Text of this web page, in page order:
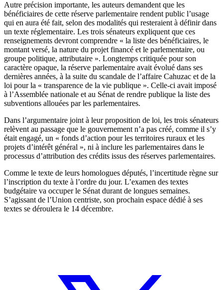
Autre précision importante, les auteurs demandent que les
bénéficiaires de cette réserve parlementaire rendent public l’usage
qui en aura été fait, selon des modalités qui resteraient à définir dans
un texte réglementaire. Les trois sénateurs expliquent que ces
renseignements devront comprendre « la liste des bénéficiaires, le
montant versé, la nature du projet financé et le parlementaire, ou
groupe politique, attributaire ». Longtemps critiquée pour son
caractère opaque, la réserve parlementaire avait évolué dans ses
dernières années, à la suite du scandale de l’affaire Cahuzac et de la
loi pour la « transparence de la vie publique ». Celle-ci avait imposé
à l’Assemblée nationale et au Sénat de rendre publique la liste des
subventions allouées par les parlementaires.
Dans l’argumentaire joint à leur proposition de loi, les trois sénateurs
relèvent au passage que le gouvernement n’a pas créé, comme il s’y
était engagé, un « fonds d’action pour les territoires ruraux et les
projets d’intérêt général », ni à inclure les parlementaires dans le
processus d’attribution des crédits issus des réserves parlementaires.
Comme le texte de leurs homologues députés, l’incertitude règne sur
l’inscription du texte à l’ordre du jour. L’examen des textes
budgétaire va occuper le Sénat durant de longues semaines.
S’agissant de l’Union centriste, son prochain espace dédié à ses
textes se déroulera le 14 décembre.